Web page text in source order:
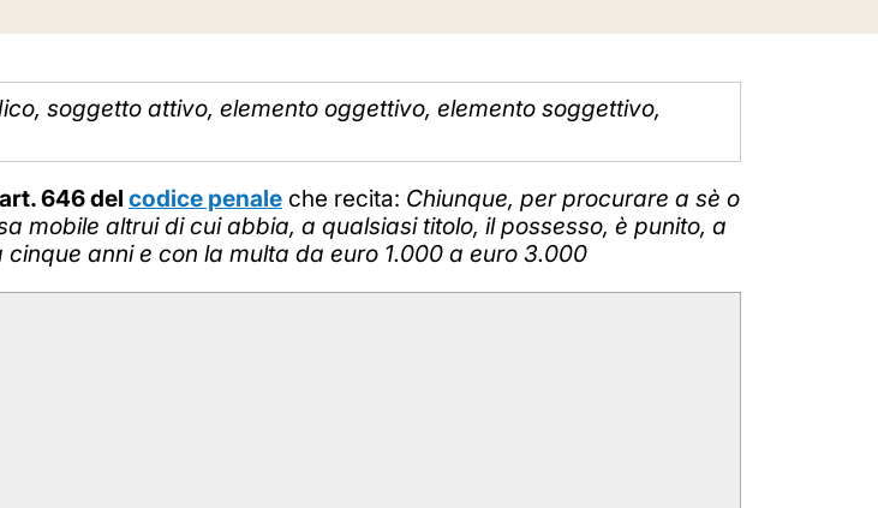
soggetto attivo, elemento oggettivo, elemento soggettivo,
art. 646 del codice penale che recita: Chiunque, per procurare a sè o
mobile altrui di cui abbia, a qualsiasi titolo, il possesso, è punito, a
anni e con la multa da euro 1.000 a euro 3.000